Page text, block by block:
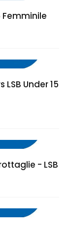
Femminile
Under 15